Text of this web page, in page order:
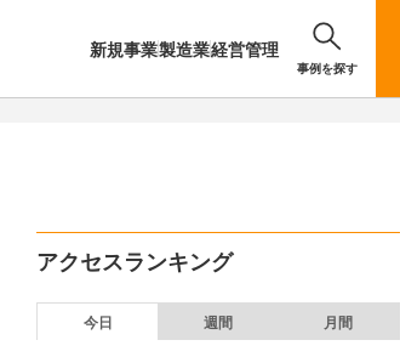
新規事業製造業経営管理
事例を探す
アクセスランキング
今日 週間 月間